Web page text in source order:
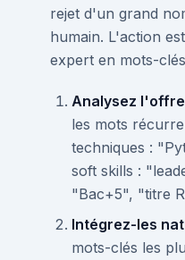
rejet d'un grand
humain. L'action
expert en mots-
Analysez
les mots
techniques :
soft skills :
"Bac+5", "titre
Intégrez-les
mots-clés les